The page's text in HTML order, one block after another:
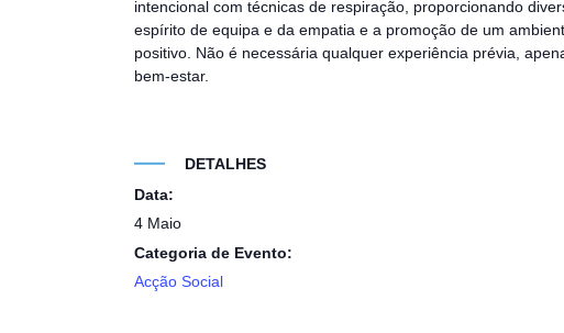
intencional com técnicas de respiração, proporcionando
espírito de equipa e da empatia e a promoção de um
positivo. Não é necessária qualquer experiência prévia,
bem-estar.
DETALHES
Data:
4 Maio
Categoria de Evento:
Acção Social